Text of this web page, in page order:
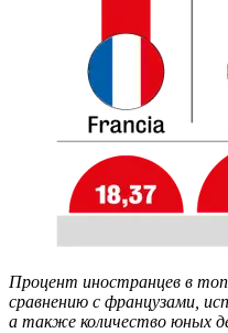
Процент иностранцев в
сравнению с французами,
а также количество юных